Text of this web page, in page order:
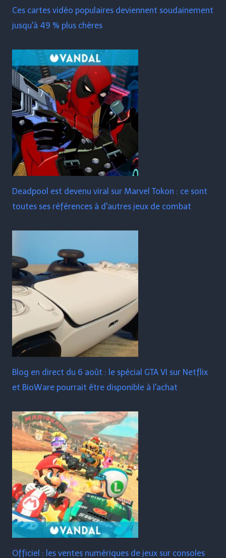
Ces cartes vidéo populaires deviennent soudainement
jusqu'à 49 % plus chères
Deadpool est devenu viral sur Marvel Tokon : ce sont
toutes ses références à d'autres jeux de combat
Blog en direct du 6 août : le spécial GTA VI sur Netflix
et BioWare pourrait être disponible à l'achat
Officiel : les ventes numériques de jeux sur consoles